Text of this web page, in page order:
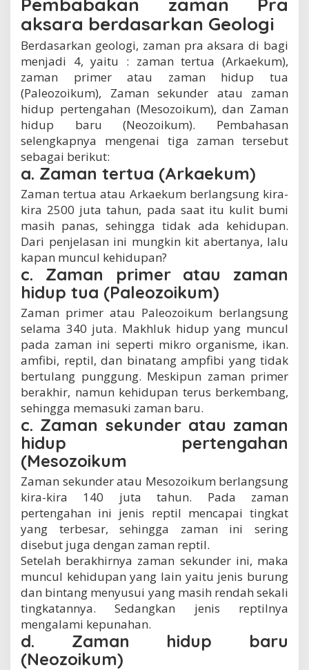
aksara berdasarkan Geologi
Berdasarkan geologi, zaman pra aksara di bagi
menjadi 4, yaitu : zaman tertua (Arkaekum),
zaman primer atau zaman hidup tua
(Paleozoikum), Zaman sekunder atau zaman
hidup pertengahan (Mesozoikum), dan Zaman
hidup baru (Neozoikum). Pembahasan
selengkapnya mengenai tiga zaman tersebut
sebagai berikut:
a. Zaman tertua (Arkaekum)
Zaman tertua atau Arkaekum berlangsung kira-
kira 2500 juta tahun, pada saat itu kulit bumi
masih panas, sehingga tidak ada kehidupan.
Dari penjelasan ini mungkin kit abertanya, lalu
kapan muncul kehidupan?
c. Zaman primer atau zaman
hidup tua (Paleozoikum)
Zaman primer atau Paleozoikum berlangsung
selama 340 juta. Makhluk hidup yang muncul
pada zaman ini seperti mikro organisme, ikan.
amfibi, reptil, dan binatang ampfibi yang tidak
bertulang punggung. Meskipun zaman primer
berakhir, namun kehidupan terus berkembang,
sehingga memasuki zaman baru.
c. Zaman sekunder atau zaman
hidup pertengahan
(Mesozoikum
Zaman sekunder atau Mesozoikum berlangsung
kira-kira 140 juta tahun. Pada zaman
pertengahan ini jenis reptil mencapai tingkat
yang terbesar, sehingga zaman ini sering
disebut juga dengan zaman reptil.
Setelah berakhirnya zaman sekunder ini, maka
muncul kehidupan yang lain yaitu jenis burung
dan bintang menyusui yang masih rendah sekali
tingkatannya. Sedangkan jenis reptilnya
mengalami kepunahan.
d. Zaman hidup baru
(Neozoikum)